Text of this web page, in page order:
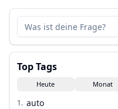
Top Tags
Heute Monat
1. auto